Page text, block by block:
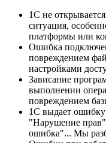
1С не
ситуация,
платформы или
Ошибка
повреждением
настройками
Зависание
выполнении
повреждением
1С выдает
"Нарушение
ошибка"... Мы